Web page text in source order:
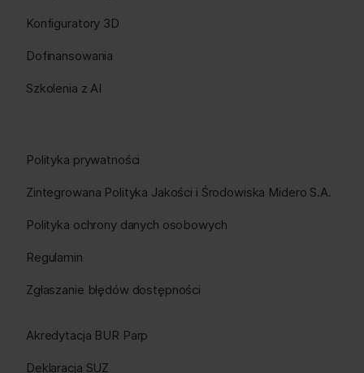
Konfiguratory 3D
Dofinansowania
Szkolenia z AI
Polityka prywatności
Zintegrowana Polityka Jakości i Środowiska Midero S.A.
Polityka ochrony danych osobowych
Regulamin
Zgłaszanie błędów dostępności
Akredytacja BUR Parp
Deklaracja SUZ